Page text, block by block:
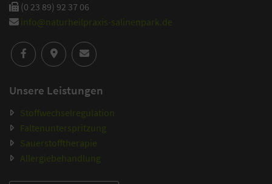
(0 23 89) 92 37 06
info@naturheilpraxis-salinenpark.de
Unsere Leistungen
Stoffwechselregulation
Faltenunterspritzung
Sauerstofftherapie
Allergiebehandlung